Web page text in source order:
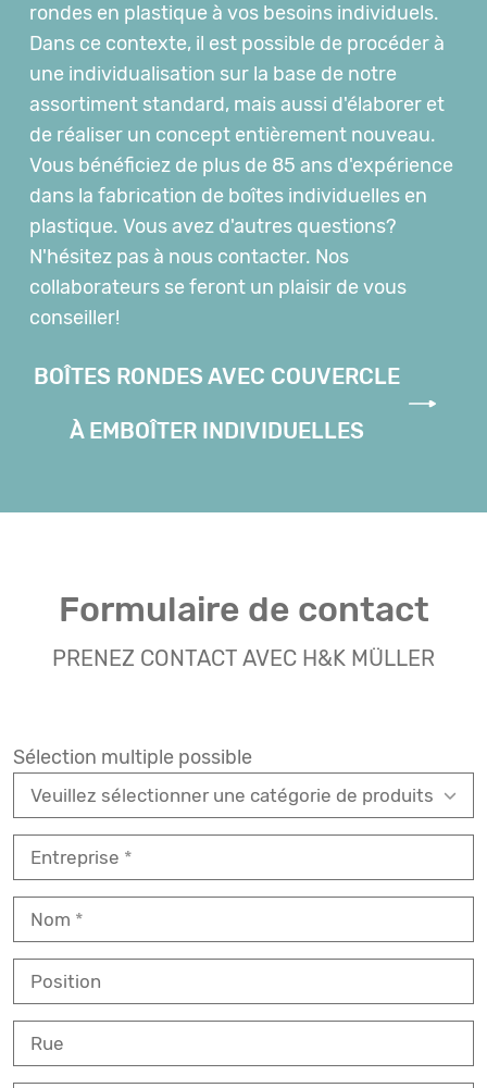
rondes en plastique à vos besoins individuels.
Dans ce contexte, il est possible de procéder à
une individualisation sur la base de notre
assortiment standard, mais aussi d'élaborer et
de réaliser un concept entièrement nouveau.
Vous bénéficiez de plus de 85 ans d'expérience
dans la fabrication de boîtes individuelles en
plastique. Vous avez d'autres questions?
N'hésitez pas à nous contacter. Nos
collaborateurs se feront un plaisir de vous
conseiller!
BOÎTES RONDES AVEC COUVERCLE
À EMBOÎTER INDIVIDUELLES
Formulaire de contact
PRENEZ CONTACT AVEC H&K MÜLLER
Sélection multiple possible
Entreprise
Nom
Position
Rue